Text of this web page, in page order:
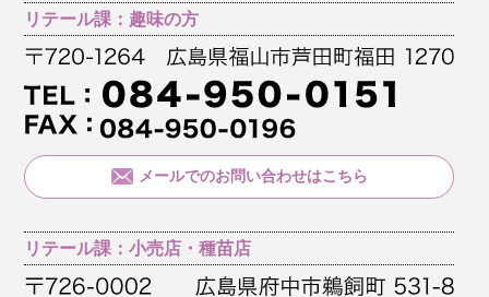
リテール課：趣味の方
メールでのお問い合わせはこちら
リテール課：小売店・種苗店